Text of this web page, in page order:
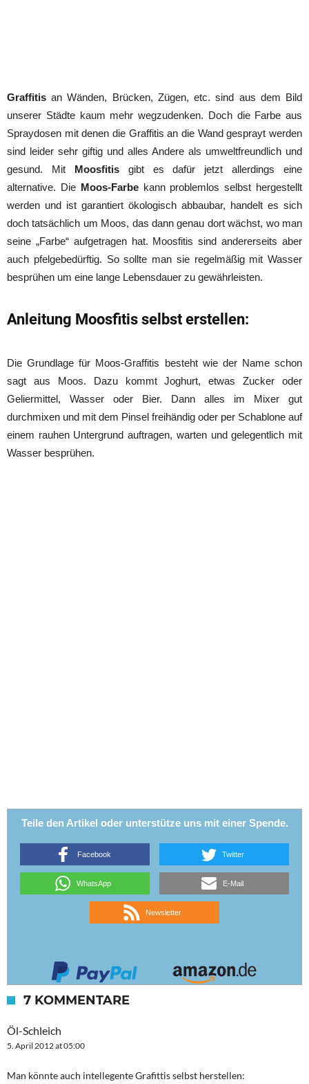
Graffitis an Wänden, Brücken, Zügen, etc. sind aus dem Bild
unserer Städte kaum mehr wegzudenken. Doch die Farbe aus
Spraydosen mit denen die Graffitis an die Wand gesprayt werden
sind leider sehr giftig und alles Andere als umweltfreundlich und
gesund. Mit Moosfitisgibt es dafür jetzt allerdings eine
alternative. Die Moos-Farbekann problemlos selbst hergestellt
werden und ist garantiert ökologisch abbaubar, handelt es sich
doch tatsächlich um Moos, das dann genau dort wächst, wo man
seine „Farbe“ aufgetragen hat. Moosfitis sind andererseits aber
auch pfelgebedürftig. So sollte man sie regelmäßig mit Wasser
besprühen um eine lange Lebensdauer zu gewährleisten.
Anleitung Moosfitis selbst erstellen:
Die Grundlage für Moos-Graffitis besteht wie der Name schon
sagt aus Moos. Dazu kommt Joghurt, etwas Zucker oder
Geliermittel, Wasser oder Bier. Dann alles im Mixer gut
durchmixen und mit dem Pinsel freihändig oder per Schablone auf
einem rauhen Untergrund auftragen, warten und gelegentlich mit
Wasser besprühen.
Teile den Artikel oder unterstütze uns mit einer Spende.
Facebook Twitter
WhatsApp E-Mail
Newsletter
7 KOMMENTARE
Öl-Schleich
5. April 2012 at 05:00
Man könnte auch intellegente Grafittis selbst herstellen: